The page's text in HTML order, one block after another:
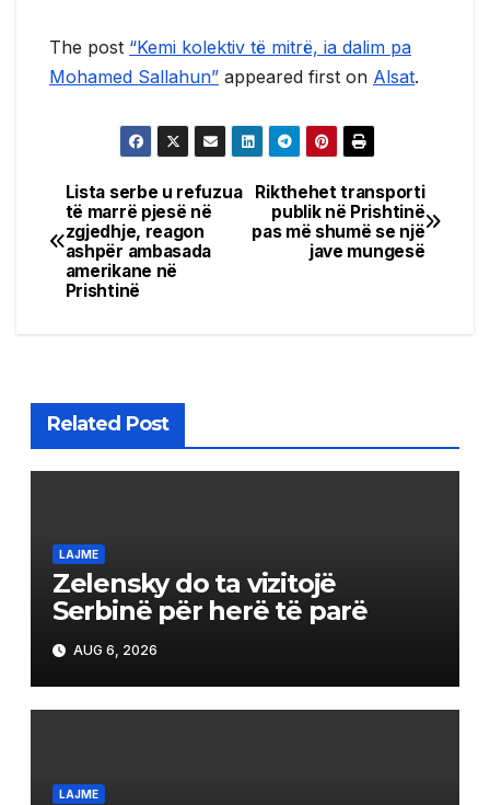
The post “Kemi kolektiv të mitrë, ia dalim pa
Mohamed Sallahun” appeared first on Alsat.
Post
navigation
Rikthehet transporti
publik në Prishtinë
pas më shumë se një
jave mungesë
Lista serbe u refuzua
të marrë pjesë në
zgjedhje, reagon
ashpër ambasada
amerikane në
Prishtinë
Related Post
LAJME
Zelensky do ta vizitojë
Serbinë për herë të parë
AUG 6, 2026
LAJME